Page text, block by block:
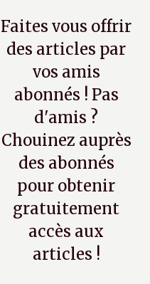
Faites vous offrir
des articles par
vos amis
abonnés ! Pas
d'amis ?
Chouinez auprès
des abonnés
pour obtenir
gratuitement
accès aux
articles !